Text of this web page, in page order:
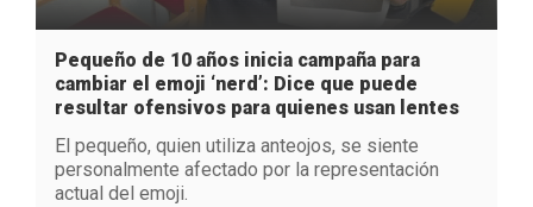
Pequeño de 10 años inicia campaña para
cambiar el emoji ‘nerd’: Dice que puede
resultar ofensivos para quienes usan lentes
El pequeño, quien utiliza anteojos, se siente
personalmente afectado por la representación
actual del emoji.